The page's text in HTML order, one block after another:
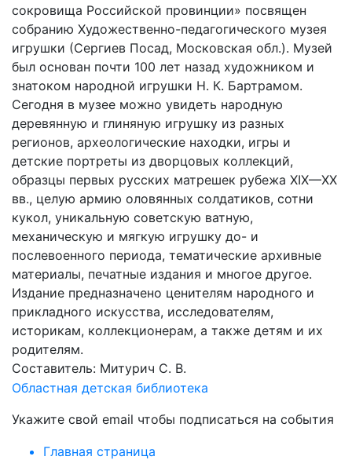
сокровища Российской провинции» посвящен
собранию Художественно-педагогического музея
игрушки (Сергиев Посад, Московская обл.). Музей
был основан почти 100 лет назад художником и
знатоком народной игрушки Н. К. Бартрамом.
Сегодня в музее можно увидеть народную
деревянную и глиняную игрушку из разных
регионов, археологические находки, игры и
детские портреты из дворцовых коллекций,
образцы первых русских матрешек рубежа ХIХ—ХХ
вв., целую армию оловянных солдатиков, сотни
кукол, уникальную советскую ватную,
механическую и мягкую игрушку до- и
послевоенного периода, тематические архивные
материалы, печатные издания и многое другое.
Издание предназначено ценителям народного и
прикладного искусства, исследователям,
историкам, коллекционерам, а также детям и их
родителям.
Составитель: Митурич С. В.
Областная детская библиотека
Укажите свой email чтобы подписаться на события
Главная страница